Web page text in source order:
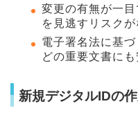
変更の有無が一
を見逃すリスクが
電子署名法に基
どの重要文書に
新規デジタルIDの